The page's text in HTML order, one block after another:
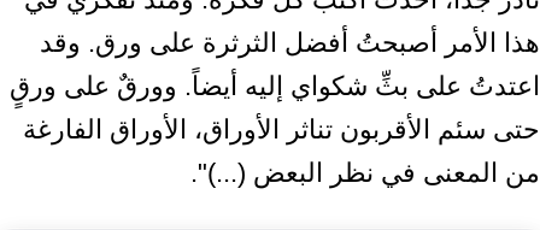
هذا الأمر أصبحتُ ‏أفضل الثرثرة على ورق. وقد
اعتدتُ على بثِّ شكواي إليه أيضاً. وورقٌ على ورقٍ
‏حتى سئم الأقربون تناثر الأوراق، الأوراق الفارغة
من المعنى في نظر البعض (...)".‏